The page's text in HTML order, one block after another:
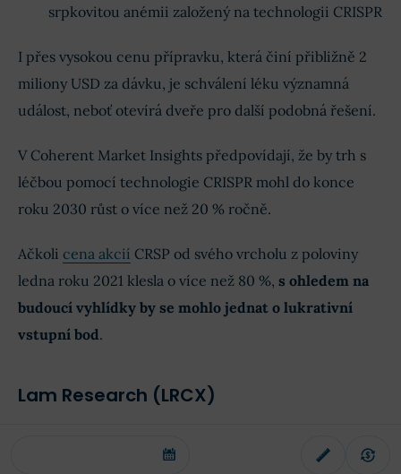
srpkovitou anémii založený na technologii CRISPR
I přes vysokou cenu přípravku, která činí přibližně 2
miliony USD za dávku, je schválení léku významná
událost, neboť otevírá dveře pro další podobná řešení.
V Coherent Market Insights předpovídají, že by trh s
léčbou pomocí technologie CRISPR mohl do konce
roku 2030 růst o více než 20 % ročně.
Ačkoli cena akcií CRSP od svého vrcholu z poloviny
ledna roku 2021 klesla o více než 80 %, s ohledem na
budoucí vyhlídky by se mohlo jednat o lukrativní
vstupní bod.
Lam Research (LRCX)